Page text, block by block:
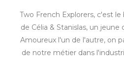
Two French Explorers, c'est
de Célia & Stanislas, un jeune
Amoureux l'un de l'autre, on
de notre métier dans